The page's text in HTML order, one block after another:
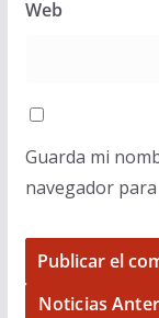
Web
Guarda mi
navegador
Noticias